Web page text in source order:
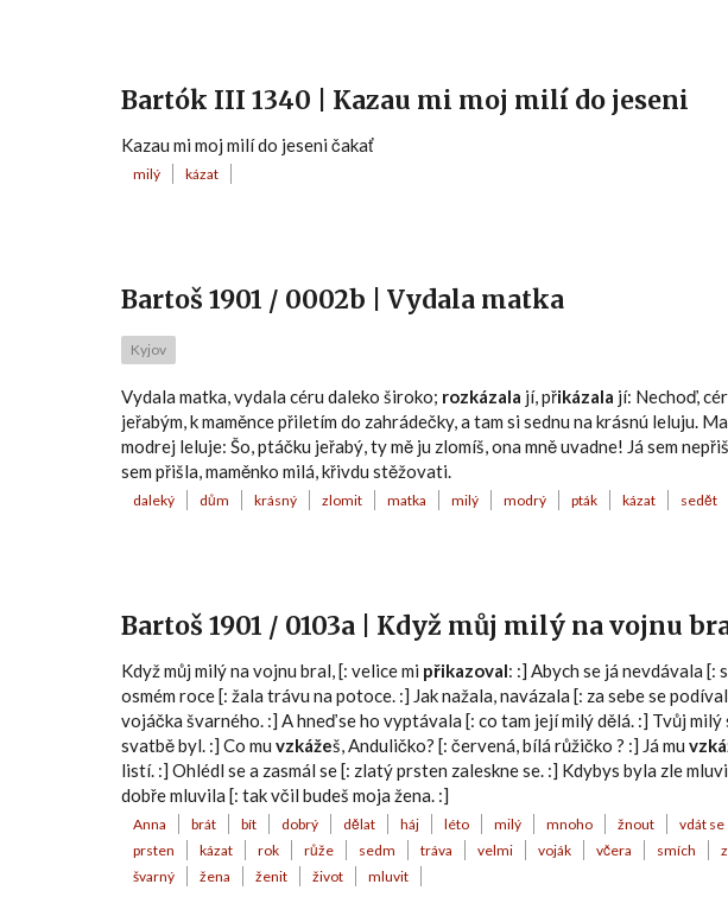
Bartók III 1340 | Kazau mi moj milí do jeseni
Kazau mi moj milí do jeseni čakať
milý kázat
Bartoš 1901 / 0002b | Vydala matka
Kyjov
Vydala matka, vydala céru daleko široko; rozkázala jí, přikázala jí: Nechoď,
jeřabým, k maměnce přiletím do zahrádečky, a tam si sednu na krásnú leluju.
modrej leluje: Šo, ptáčku jeřabý, ty mě ju zlomíš, ona mně uvadne! Já sem
sem přišla, maměnko milá, křivdu stěžovati.
daleký dům krásný zlomit matka milý modrý pták kázat sedět
Bartoš 1901 / 0103a | Když můj milý na vojnu
Když můj milý na vojnu bral, [: velice mi přikazoval: :] Abych se já nevdávala [:
osmém roce [: žala trávu na potoce. :] Jak nažala, navázala [: za sebe se
vojáčka švarného. :] A hneď se ho vyptávala [: co tam její milý dělá. :] Tvůj milý
svatbě byl. :] Co mu vzkážeš, Anduličko? [: červená, bílá růžičko ? :] Já mu
listí. :] Ohlédl se a zasmál se [: zlatý prsten zaleskne se. :] Kdybys byla zle
dobře mluvila [: tak včil budeš moja žena. :]
Anna brát bít dobrý dělat háj léto milý mnoho žnout vdát se
prsten
kázat rok růže sedm tráva velmi voják včera smích
švarný
žena ženit život mluvit